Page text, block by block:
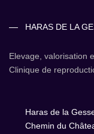
HARAS DE LA
Elevage, valorisation
Clinique de
Haras de la
Chemin du